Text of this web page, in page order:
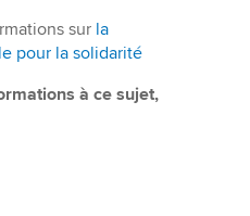
sur la
pour la solidarité
à ce sujet,